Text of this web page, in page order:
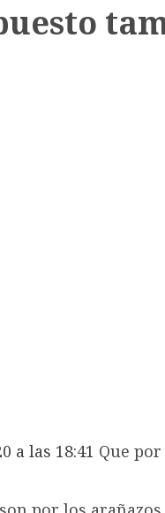
a las 18:41 Que